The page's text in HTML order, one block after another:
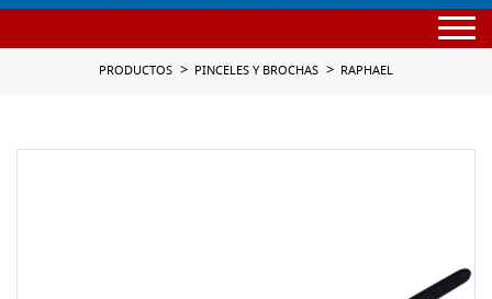
PRODUCTOS PINCELES Y BROCHAS RAPHAEL